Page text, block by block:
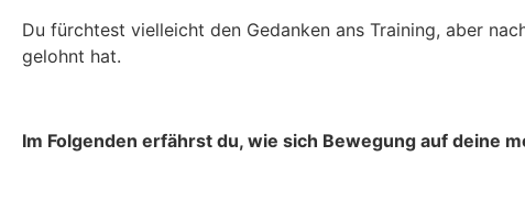
Du fürchtest vielleicht den Gedanken ans Training, aber
gelohnt hat.
Im Folgenden erfährst du, wie sich Bewegung auf deine